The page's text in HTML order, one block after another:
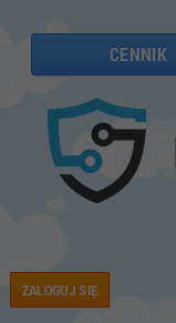
CENNIK
ZALOGUJ SIĘ